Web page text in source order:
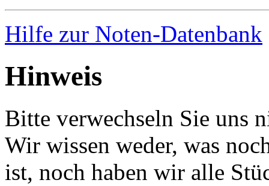
Hilfe zur Noten-Datenbank
Hinweis
Bitte verwechseln Sie uns
Wir wissen weder, was
ist, noch haben wir alle